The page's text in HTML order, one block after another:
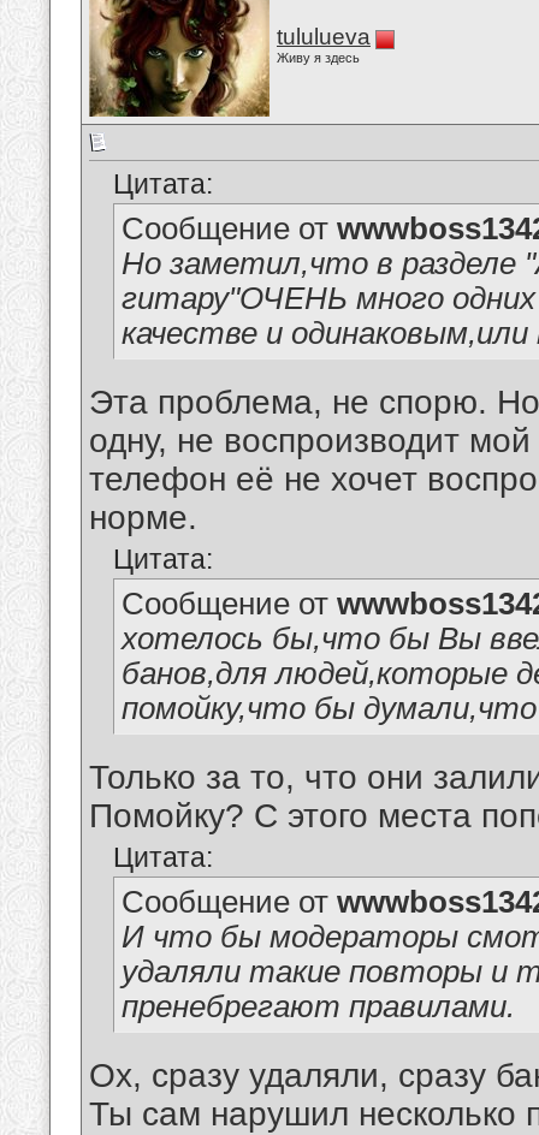
tululueva
Живу я здесь
Цитата:
Сообщение от
Но заметил,что в разделе
гитару"ОЧЕНЬ много
качестве и
Эта проблема, не спорю.
одну, не воспроизводит
телефон её не хочет
норме.
Цитата:
Сообщение от
хотелось бы,что бы Вы
банов,для людей,которые
помойку,что бы
Только за то, что они
Помойку? С этого места
Цитата:
Сообщение от
И что бы модераторы
удаляли такие повторы и
пренебрегают правилами.
Ох, сразу удаляли, сразу
Ты сам нарушил несколько